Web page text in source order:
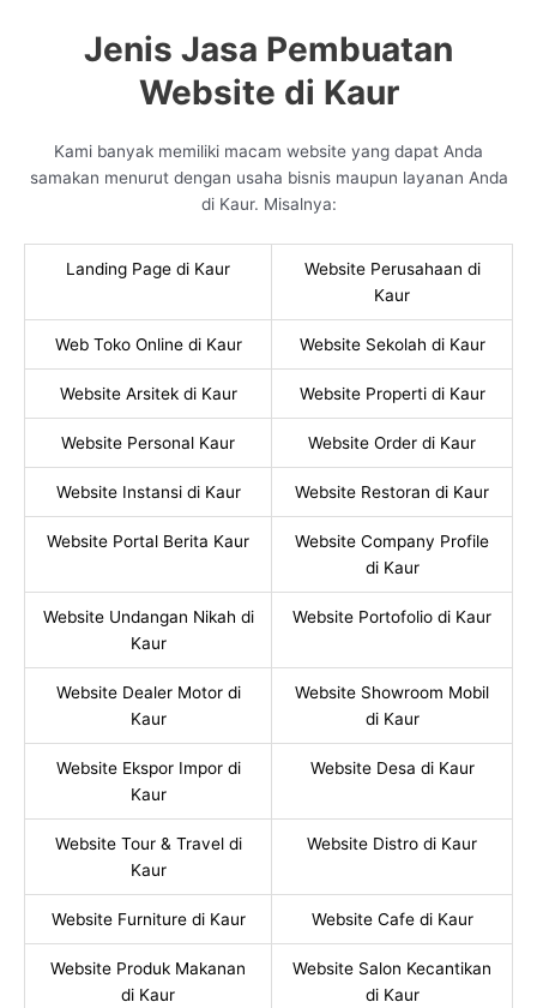
Jenis Jasa Pembuatan
Website di Kaur
Kami banyak memiliki macam website yang dapat Anda
samakan menurut dengan usaha bisnis maupun layanan Anda
di Kaur. Misalnya:
Landing Page di Kaur
Website Perusahaan di
Kaur
Web Toko Online di Kaur Website Sekolah di Kaur
Website Arsitek di Kaur Website Properti di Kaur
Website Personal Kaur Website Order di Kaur
Website Instansi di Kaur Website Restoran di Kaur
Website Portal Berita Kaur
Website Company Profile
di Kaur
Website Undangan Nikah di
Kaur
Website Portofolio di Kaur
Website Dealer Motor di
Kaur
Website Showroom Mobil
di Kaur
Website Ekspor Impor di
Kaur
Website Desa di Kaur
Website Tour & Travel di
Kaur
Website Distro di Kaur
Website Furniture di Kaur Website Cafe di Kaur
Website Produk Makanan
di Kaur
Website Salon Kecantikan
di Kaur